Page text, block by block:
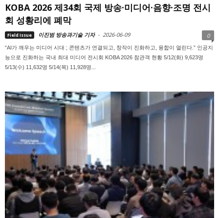
KOBA 2026 제34회 국제 방송·미디어·음향·조명 전시
회 성황리에 폐막
Field Issue 이진범 방송과기술 기자 - 2026-06-09 0
“AI가 깨우는 미디어 시대 ; 콘텐츠가 연결되고, 창작이 진화하고, 융합이 열린다.” 인공지
능으로 진화하는 국내 최대 미디어 전시회 KOBA 2026 참관객 현황 5/12(화) 9,623명
5/13(수) 11,632명 5/14(목) 11,928명...